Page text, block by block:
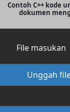
Contoh C++ kode
dokumen
File masukan
Unggah